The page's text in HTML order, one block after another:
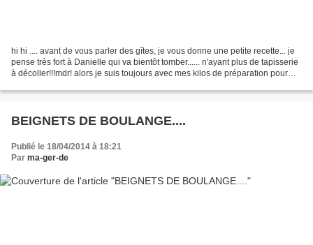
hi hi .... avant de vous parler des gîtes, je vous donne une petite recette... je
pense très fort à Danielle qui va bientôt tomber...... n'ayant plus de tapisserie
à décoller!!!mdr! alors je suis toujours avec mes kilos de préparation pour
BEIGNETS DE BOULANGE....
Publié le 18/04/2014 à 18:21
Par ma-ger-de